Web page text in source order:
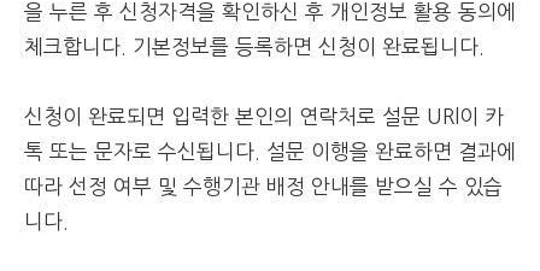
을 누른 후 신청자격을 확인하신 후 개인정보 활용 동의에
체크합니다. 기본정보를 등록하면 신청이 완료됩니다.
신청이 완료되면 입력한 본인의 연락처로 설문 URl이 카
톡 또는 문자로 수신됩니다. 설문 이행을 완료하면 결과에
따라 선정 여부 및 수행기관 배정 안내를 받으실 수 있습
니다.